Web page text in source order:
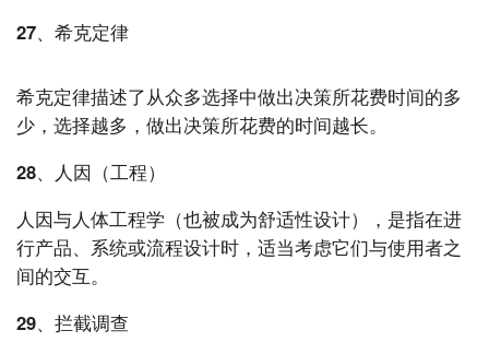
27、希克定律
希克定律描述了从众多选择中做出决策所花费时间的多
少，选择越多，做出决策所花费的时间越长。
28、人因（工程）
人因与人体工程学（也被成为舒适性设计），是指在进
行产品、系统或流程设计时，适当考虑它们与使用者之
间的交互。
29、拦截调查